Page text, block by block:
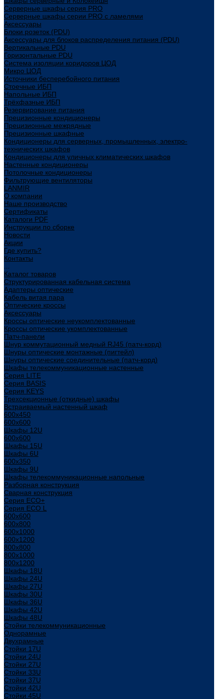
Серверные шкафы серия PRO
Серверные шкафы серии PRO с ламелями
Аксессуары
Блоки розеток (PDU)
Аксессуары для блоков распределения питания (PDU)
Вертикальные PDU
Горизонтальные PDU
Система изоляции коридоров ЦОД
Микро ЦОД
Источники бесперебойного питания
Стоечные ИБП
Напольные ИБП
Трёхфазные ИБП
Резервирование питания
Прецизионные кондиционеры
Прецизионные межрядные
Прецизионные шкафные
Кондиционеры для серверных, промышленных, электро-
технических шкафов
Кондиционеры для уличных климатических шкафов
Настенные кондиционеры
Потолочные кондиционеры
Фильтрующие вентиляторы
LANMIR
О компании
Наше производство
Сертификаты
Каталоги PDF
Инструкции по сборке
Новости
Акции
Где купить?
Контакты
Каталог товаров
Структурированная кабельная система
Адаптеры оптические
Кабель витая пара
Оптические кроссы
Аксессуары
Кроссы оптические неукомплектованные
Кроссы оптические укомплектованные
Патч-панели
Шнур коммутационный медный RJ45 (патч-корд)
Шнуры оптические монтажные (пигтейл)
Шнуры оптические соединительные (патч-корд)
Шкафы телекоммуникационные настенные
Cерия LITE
Cерия BASIS
Cерия KEYS
Трехсекционные (откидные) шкафы
Встраиваемый настенный шкаф
600x450
600x600
Шкафы 12U
600x600
Шкафы 15U
Шкафы 6U
600x350
Шкафы 9U
Шкафы телекоммуникационные напольные
Разборная конструкция
Сварная конструкция
Серия ECO+
Серия ECO L
600x600
600x800
600х1000
600х1200
800x800
800х1000
800х1200
Шкафы 18U
Шкафы 24U
Шкафы 27U
Шкафы 30U
Шкафы 36U
Шкафы 42U
Шкафы 48U
Стойки телекоммуникационные
Однорамные
Двухрамные
Стойки 17U
Стойки 24U
Стойки 27U
Стойки 33U
Стойки 37U
Стойки 42U
Стойки 45U